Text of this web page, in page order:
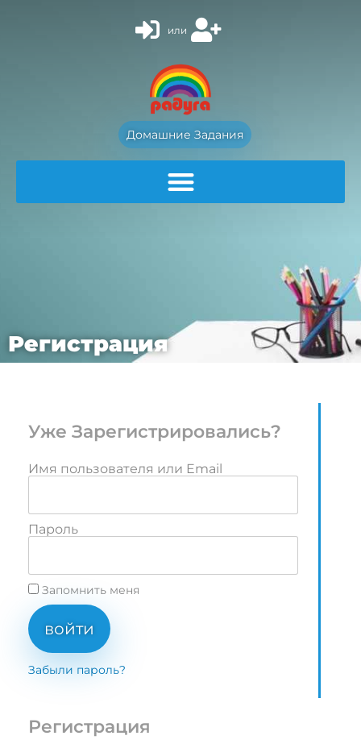
или
Домашние Задания
Регистрация
Уже Зарегистрировались?
Имя пользователя или Email
Пароль
Запомнить меня
войти
Забыли пароль?
Регистрация